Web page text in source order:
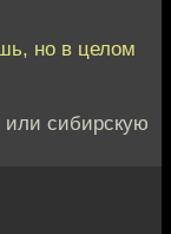
но в целом
или сибирскую